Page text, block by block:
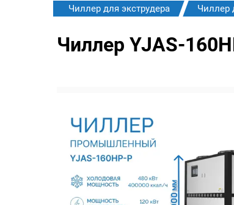
Чиллер для экструдера Чиллер
Чиллер YJAS-